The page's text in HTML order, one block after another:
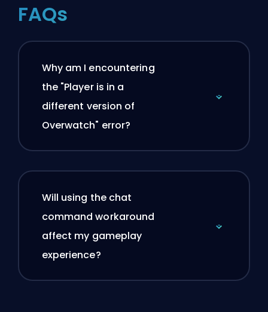
FAQs
Why am I encountering
the "Player is in a
different version of
Overwatch" error?
Will using the chat
command workaround
affect my gameplay
experience?